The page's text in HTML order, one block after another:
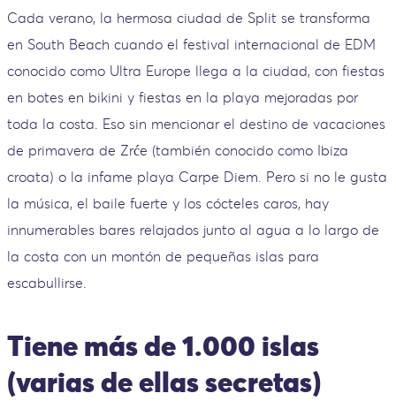
Cada verano, la hermosa ciudad de Split se transforma
en South Beach cuando el festival internacional de EDM
conocido como Ultra Europe llega a la ciudad, con fiestas
en botes en bikini y fiestas en la playa mejoradas por
toda la costa. Eso sin mencionar el destino de vacaciones
de primavera de Zrće (también conocido como Ibiza
croata) o la infame playa Carpe Diem. Pero si no le gusta
la música, el baile fuerte y los cócteles caros, hay
innumerables bares relajados junto al agua a lo largo de
la costa con un montón de pequeñas islas para
escabullirse.
Tiene más de 1.000 islas
(varias de ellas secretas)